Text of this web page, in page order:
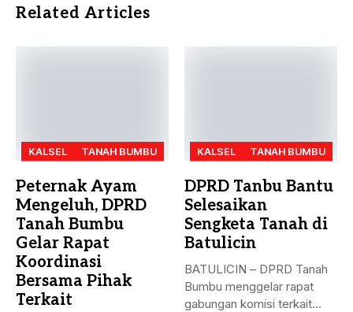
Related Articles
KALSEL TANAH BUMBU
Peternak Ayam
Mengeluh, DPRD
Tanah Bumbu
Gelar Rapat
Koordinasi
Bersama Pihak
Terkait
KALSEL TANAH BUMBU
DPRD Tanbu Bantu
Selesaikan
Sengketa Tanah di
Batulicin
BATULICIN – DPRD Tanah
Bumbu menggelar rapat
gabungan komisi terkait